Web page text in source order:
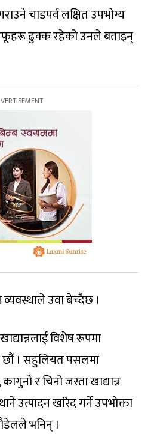
चाडपर्व लक्षित उपभोग्य
ढुक्क रहेको उनले बताइन्
उवा बेच्दैछ ।
विशेष रूपमा
छौं । सहुलियत पसलमा
र चिनो जस्ता खाद्यान्न
उत्पादन खरिद गर्ने उपभोक्ता
भनिन् ।